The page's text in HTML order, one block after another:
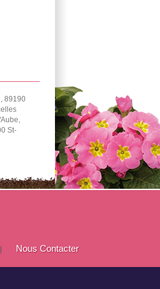
89190
St-
Nous Contacter